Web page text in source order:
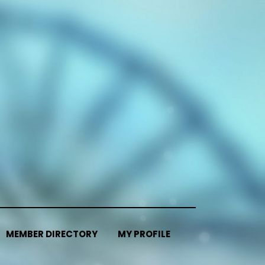
MEMBER DIRECTORY MY PROFILE